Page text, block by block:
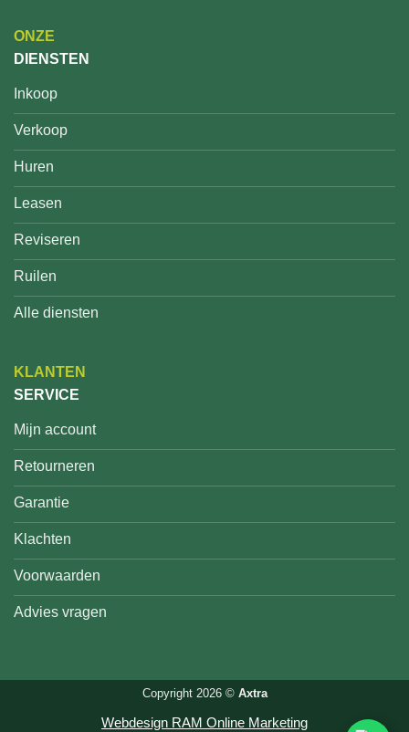
ONZE
DIENSTEN
Inkoop
Verkoop
Huren
Leasen
Reviseren
Ruilen
Alle diensten
KLANTEN
SERVICE
Mijn account
Retourneren
Garantie
Klachten
Voorwaarden
Advies vragen
Copyright 2026 © Axtra
Webdesign RAM Online Marketing